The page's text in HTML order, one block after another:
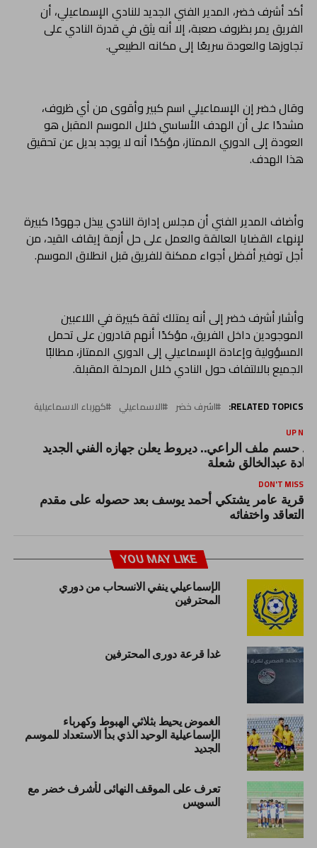
أكد أشرف خضر، المدير الفني الجديد للنادي الإسماعيلي، أن
الفريق يمر بظروف صعبة، إلا أنه يثق في قدرة النادي على
تجاوزها والعودة سريعًا إلى مكانه الطبيعي.
وقال خضر إن الإسماعيلي اسم كبير وأقوى من أي ظروف،
مشددًا على أن الهدف الأساسي خلال الموسم المقبل هو
العودة إلى الدوري الممتاز، مؤكدًا أنه لا يوجد بديل عن تحقيق
هذا الهدف.
وأضاف المدير الفني أن مجلس إدارة النادي يبذل جهودًا كبيرة
لإنهاء القضايا العالقة والعمل على حل أزمة إيقاف القيد، من
أجل توفير أفضل أجواء ممكنة للفريق قبل انطلاق الموسم.
وأشار أشرف خضر إلى أنه يمتلك ثقة كبيرة في اللاعبين
الموجودين داخل الفريق، مؤكدًا أنهم قادرون على تحمل
المسؤولية وإعادة الإسماعيلي إلى الدوري الممتاز، مطالبًا
الجميع بالالتفاف حول النادي خلال المرحلة المقبلة.
RELATED TOPICS: اشرف خضر الاسماعيلي كهرباء الاسماعيلية
UP
حسم ملف الراعي.. ديروط يعلن جهازه الفني الجديد
عبدالخالق شعلة
DON'T MISS
قرية عامر يشتكي أحمد يوسف بعد حصوله على مقدم
التعاقد واختفائه
YOU MAY LIKE
الإسماعيلي ينفي الانسحاب من دوري
المحترفين
غدا قرعة دورى المحترفين
الغموض يحيط بثلاثي الهبوط وكهرباء
الإسماعيلية الوحيد الذي بدأ الاستعداد للموسم
الجديد
تعرف على الموقف النهائى لأشرف خضر مع
السويس